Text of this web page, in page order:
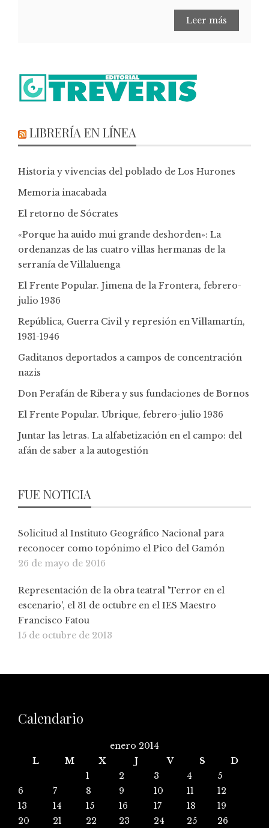
Leer más
LIBRERÍA EN LÍNEA
Historia y vivencias del poblado de Los Hurones
Memoria inacabada
El retorno de Sócrates
«Porque ha auido mui grande deshorden»: La
ordenanzas de las cuatro villas hermanas de la
serranía de Villaluenga
El Frente Popular. Jimena de la Frontera, febrero-
julio 1936
República, Guerra Civil y represión en Villamartín,
1931-1946
Gaditanos deportados a campos de concentración
nazis
Don Perafán de Ribera y sus fundaciones de Bornos
El Frente Popular. Ubrique, febrero-julio 1936
Juntar las letras. La alfabetización en el campo: del
afán de saber a la autogestión
FUE NOTICIA
Solicitud al Instituto Geográfico Nacional para
reconocer como topónimo el Pico del Gamón
26 de mayo de 2016
Representación de la obra teatral 'Terror en el
escenario', el 31 de octubre en el IES Maestro
Francisco Fatou
15 de octubre de 2013
Calendario
enero 2014
L
M X J V S
D
1
2 3 4
5
6
7 8 9 10 11
12
13
14 15 16 17 18
19
20
21 22 23 24 25
26